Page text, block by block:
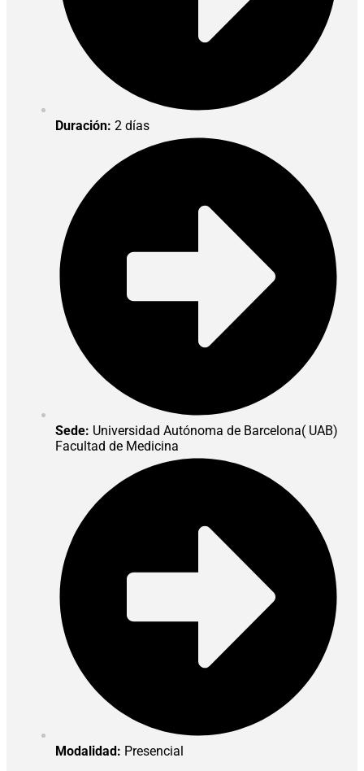
Duración: 2 días
Sede: Universidad Autónoma de Barcelona( UAB)
Facultad de Medicina
Modalidad: Presencial